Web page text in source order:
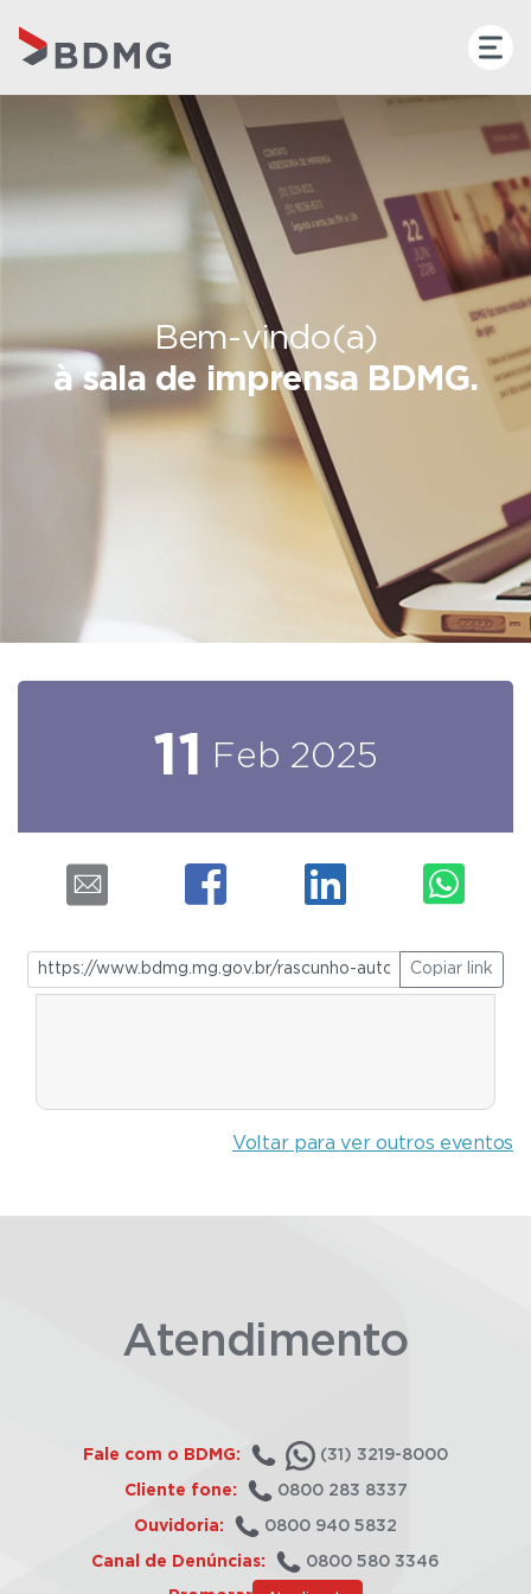
Bem-vindo(a)
à sala de imprensa BDMG.
11 Feb 2025
Copiar link
Voltar para ver outros eventos
Atendimento
Fale com o BDMG: (31) 3219-8000
Cliente fone: 0800 283 8337
Ouvidoria: 0800 940 5832
Canal de Denúncias: 0800 580 3346